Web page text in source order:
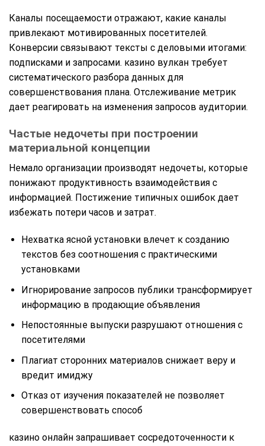
Каналы посещаемости отражают, какие каналы
привлекают мотивированных посетителей.
Конверсии связывают тексты с деловыми итогами:
подписками и запросами. казино вулкан требует
систематического разбора данных для
совершенствования плана. Отслеживание метрик
дает реагировать на изменения запросов аудитории.
Частые недочеты при построении
материальной концепции
Немало организации производят недочеты, которые
понижают продуктивность взаимодействия с
информацией. Постижение типичных ошибок дает
избежать потери часов и затрат.
Нехватка ясной установки влечет к созданию
текстов без соотношения с практическими
установками
Игнорирование запросов публики трансформирует
информацию в продающие объявления
Непостоянные выпуски разрушают отношения с
посетителями
Плагиат сторонних материалов снижает веру и
вредит имиджу
Отказ от изучения показателей не позволяет
совершенствовать способ
казино онлайн запрашивает сосредоточенности к